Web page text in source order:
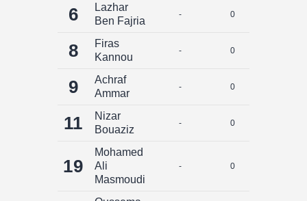
6
Lazhar
Ben Fajria
- 0
8
Firas
Kannou
- 0
9
Achraf
Ammar
- 0
11
Nizar
Bouaziz
- 0
19
Mohamed
Ali
Masmoudi
- 0